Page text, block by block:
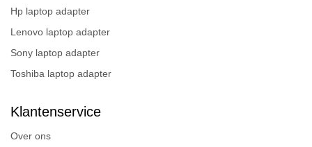
Hp laptop adapter
Lenovo laptop adapter
Sony laptop adapter
Toshiba laptop adapter
Klantenservice
Over ons